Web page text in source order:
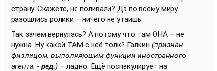
страну. Скажете, не поливали? Да по всему миру
разошлись ролики – ничего не утаишь.
Так зачем вернулась? А потому что там ОНА – не
нужна. Ну какой ТАМ с неё толк? Галкин (признан
физлицом, выполняющим функции иностранного
агента. - ред.) – ладно. Ещё поспекулирует на